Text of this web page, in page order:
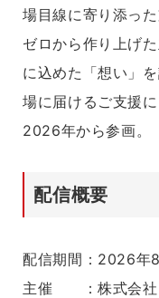
場目線に寄り添っ
ゼロから作り上げ
に込めた「想い」
場に届けるご支援
2026年から参画。
配信概要
配信期間：2026年
主催 ：株式会社